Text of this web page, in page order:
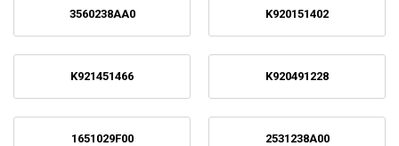
3560238AA0 K920151402
K921451466 K920491228
1651029F00 2531238A00